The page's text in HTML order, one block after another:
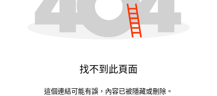
找不到此頁面
這個連結可能有誤，內容已被隱藏或刪除。